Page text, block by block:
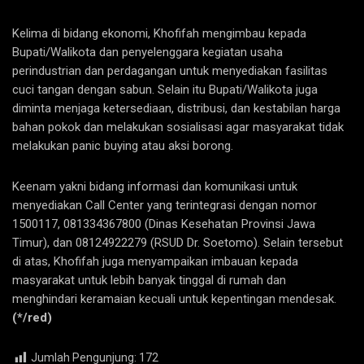
Kelima di bidang ekonomi, Khofifah mengimbau kepada
Bupati/Walikota dan penyelenggara kegiatan usaha
perindustrian dan perdagangan untuk menyediakan fasilitas
cuci tangan dengan sabun. Selain itu Bupati/Walikota juga
diminta menjaga ketersediaan, distribusi, dan kestabilan harga
bahan pokok dan melakukan sosialisasi agar masyarakat tidak
melakukan panic buying atau aksi borong.
Keenam yakni bidang informasi dan komunikasi untuk
menyediakan Call Center yang terintegrasi dengan nomor
1500117, 081334367800 (Dinas Kesehatan Provinsi Jawa
Timur), dan 08124922279 (RSUD Dr. Soetomo). Selain tersebut
di atas, Khofifah juga menyampaikan imbauan kepada
masyarakat untuk lebih banyak tinggal di rumah dan
menghindari keramaian kecuali untuk kepentingan mendesak.
(*/red)
Jumlah Pengunjung: 172